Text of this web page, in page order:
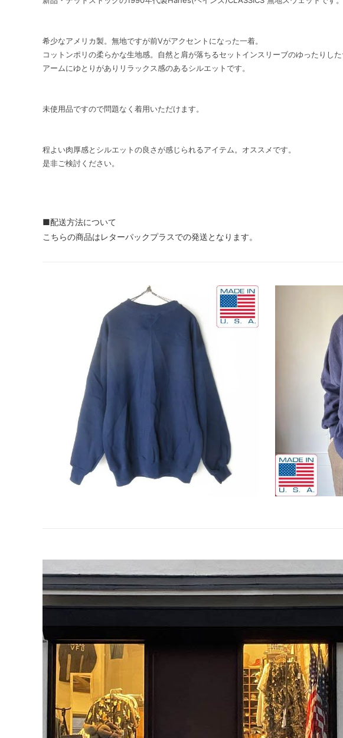
希少なアメリカ製。無地ですが前Vがアクセントになった一着。
コットンポリの柔らかな生地感。自然と肩が落ちるセットインスリーブのゆったりした
アームにゆとりがありリラックス感のあるシルエットです。
未使用品ですので問題なく着用いただけます。
程よい肉厚感とシルエットの良さが感じられるアイテム。オススメです。
是非ご検討ください。
■配送方法について
こちらの商品はレターパックプラスでの発送となります。